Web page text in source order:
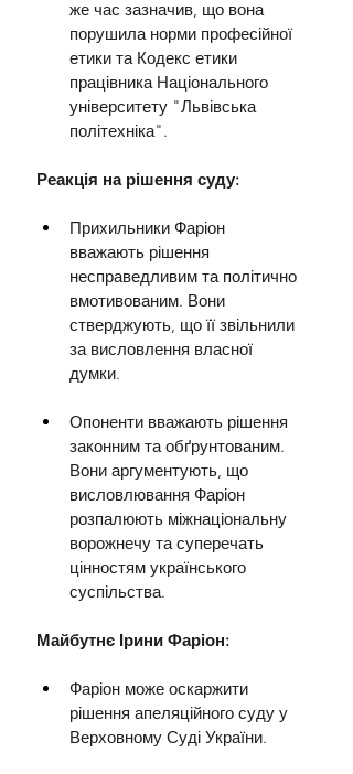
же час зазначив, що вона
порушила норми професійної
етики та Кодекс етики
працівника Національного
університету "Львівська
політехніка".
Реакція на рішення суду:
Прихильники Фаріон
вважають рішення
несправедливим та політично
вмотивованим. Вони
стверджують, що її звільнили
за висловлення власної
думки.
Опоненти вважають рішення
законним та обґрунтованим.
Вони аргументують, що
висловлювання Фаріон
розпалюють міжнаціональну
ворожнечу та суперечать
цінностям українського
суспільства.
Майбутнє Ірини Фаріон:
Фаріон може оскаржити
рішення апеляційного суду у
Верховному Суді України.